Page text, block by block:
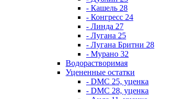
- Кашель 28
- Конгресс 24
- Линда 27
- Лугана 25
- Лугана Бритни 28
- Мурано 32
Водорастворимая
Уцененные остатки
- DMC 25, уценка
- DMC 28, уценка